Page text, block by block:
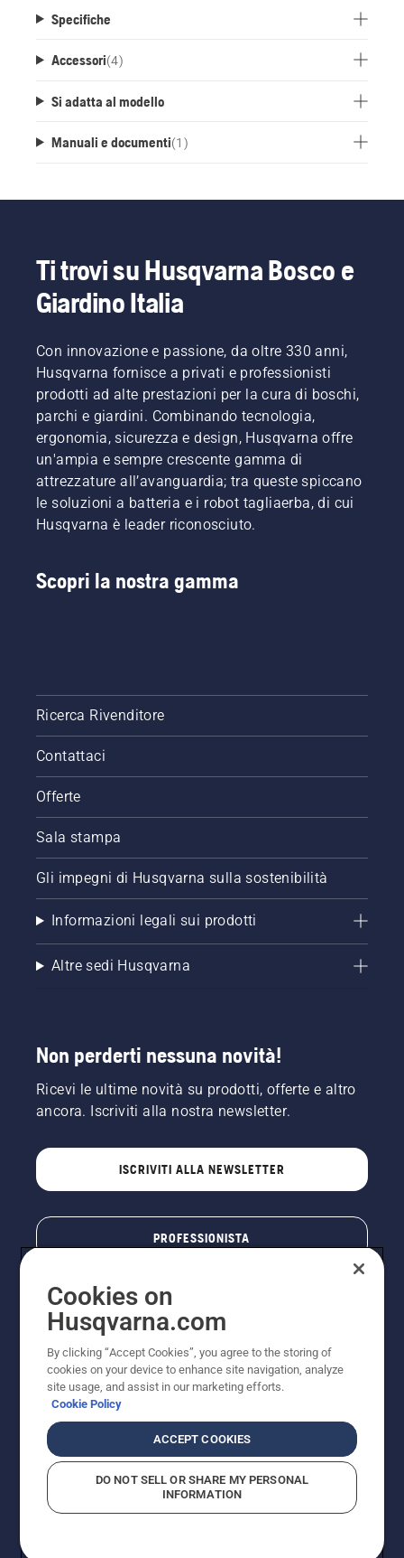
Specifiche
Accessori(4)
Si adatta al modello
Manuali e documenti(1 )
Ti trovi su Husqvarna Bosco e
Giardino Italia
Con innovazione e passione, da oltre 330 anni,
Husqvarna fornisce a privati e professionisti
prodotti ad alte prestazioni per la cura di boschi,
parchi e giardini. Combinando tecnologia,
ergonomia, sicurezza e design, Husqvarna offre
un'ampia e sempre crescente gamma di
attrezzature all’avanguardia; tra queste spiccano
le soluzioni a batteria e i robot tagliaerba, di cui
Husqvarna è leader riconosciuto.
Scopri la nostra gamma
Ricerca Rivenditore
Contattaci
Offerte
Sala stampa
Gli impegni di Husqvarna sulla sostenibilità
Informazioni legali sui prodotti
Altre sedi Husqvarna
Non perderti nessuna novità!
Ricevi le ultime novità su prodotti, offerte e altro
ancora. Iscriviti alla nostra newsletter.
ISCRIVITI ALLA NEWSLETTER
PROFESSIONISTA
© Husqvarna AB (publ). Tutti i diritti riservati. I prezzi
pubblicati si intendono raccomandati e arrotondati, non
impegnativi, comprensivi di I.V.A. vigente. FERCAD SpA
- Via Retrone, 49 - 36077 Altavilla Vic. (VI) - Capitale
Sociale € 2.000.000 int. vers. P.I. e C.F. 01252490246 -
Cookies on
Husqvarna.com
By clicking “Accept Cookies”, you agree to the storing of
cookies on your device to enhance site navigation, analyze
site usage, and assist in our marketing efforts.
Cookie Policy
ACCEPT COOKIES
DO NOT SELL OR SHARE MY PERSONAL
INFORMATION